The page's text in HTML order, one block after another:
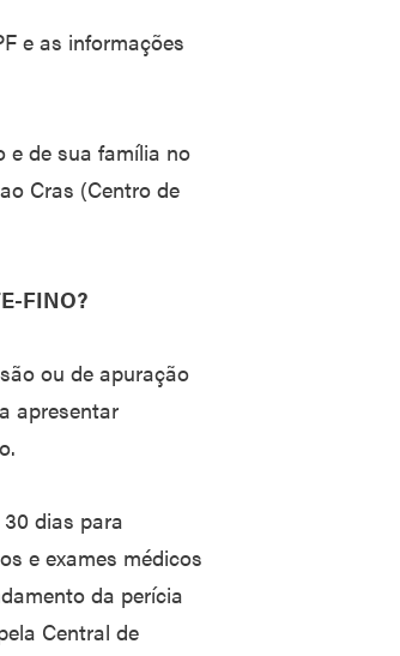
e as informações
e de sua família no
Cras (Centro de
FINO?
ou de apuração
apresentar
dias para
e exames médicos
da perícia
Central de